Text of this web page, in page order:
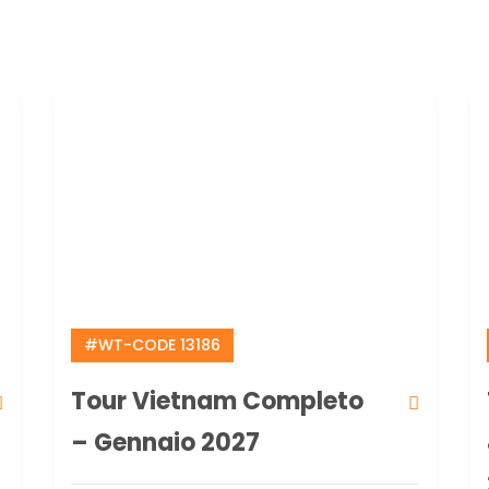
#WT-CODE 13186
Tour Vietnam Completo
– Gennaio 2027